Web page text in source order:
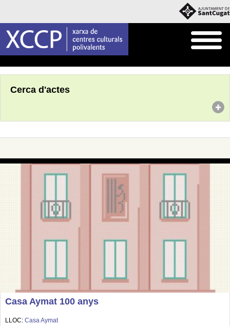
Cerca d'actes
Casa Aymat 100 anys
LLOC: Casa Aymat